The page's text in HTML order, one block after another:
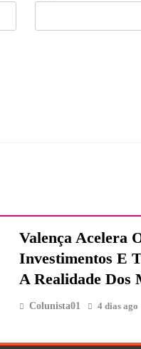
Valença Acelera
Investimentos E
A Realidade Dos
Colunista01 4 dias ago